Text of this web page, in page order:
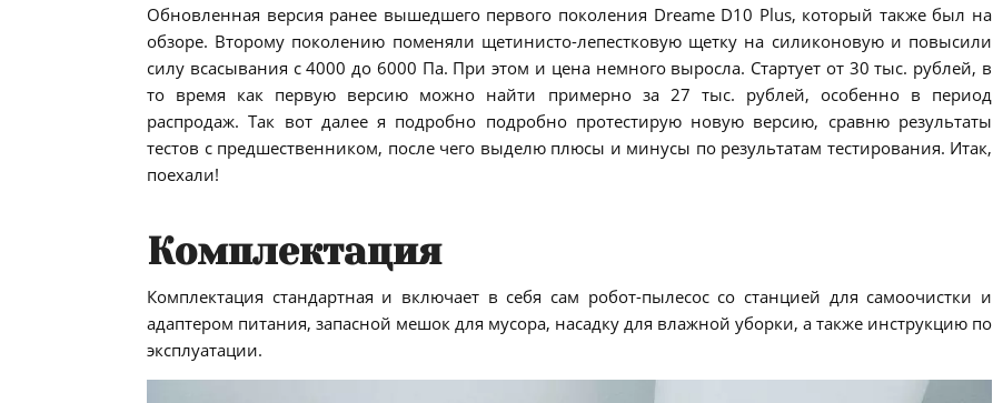
Обновленная версия ранее вышедшего первого поколения Dreame D10 Plus, который также был на
обзоре. Второму поколению поменяли щетинисто-лепестковую щетку на силиконовую и повысили
силу всасывания с 4000 до 6000 Па. При этом и цена немного выросла. Стартует от 30 тыс. рублей, в
то время как первую версию можно найти примерно за 27 тыс. рублей, особенно в период
распродаж. Так вот далее я подробно подробно протестирую новую версию, сравню результаты
тестов с предшественником, после чего выделю плюсы и минусы по результатам тестирования. Итак,
поехали!
Комплектация
Комплектация стандартная и включает в себя сам робот-пылесос со станцией для самоочистки и
адаптером питания, запасной мешок для мусора, насадку для влажной уборки, а также инструкцию по
эксплуатации.